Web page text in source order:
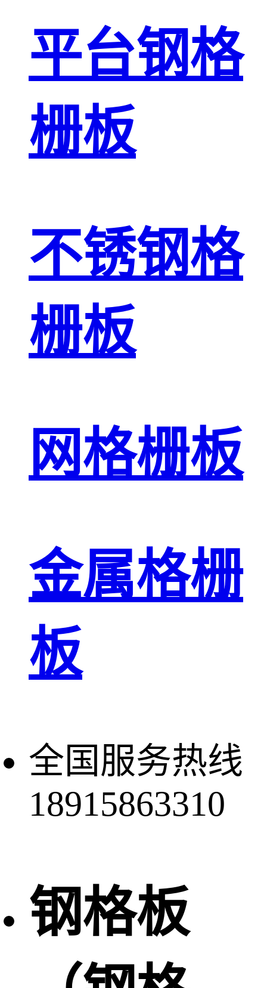
平台钢格
栅板
不锈钢格
栅板
网格栅板
金属格栅
板
全国服务热线
18915863310
钢格板